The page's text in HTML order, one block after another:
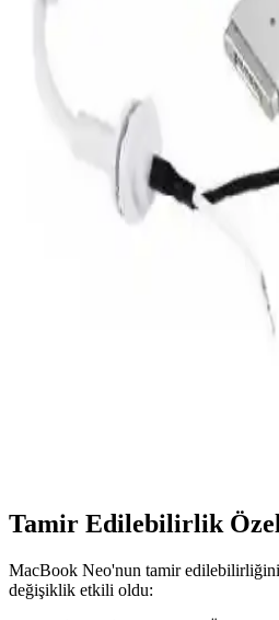
1990'lar PlayStation
Anakartı ile Donanım
1990'ların PS1 konsolları için
Sony çiplerini koruyarak anakart
konsolların ömrünü artırıyor. Teknik
Framework Modüler ve
Dizüstü Bilgisayarlarının
kolaylığı sunarken yüksek fiyat ve
karşılaşıyor. Sürdürülebilirlik odaklı
Tamir Edilebilirlik
MacBook Neo'nun tamir
değişiklik etkili oldu: